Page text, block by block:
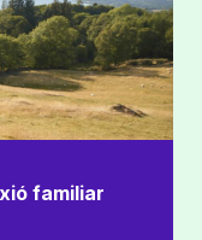
familiar